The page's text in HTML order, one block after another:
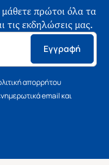
πρώτοι όλα τα
τις εκδηλώσεις μας.
Εγγραφή
απορρήτου
email και